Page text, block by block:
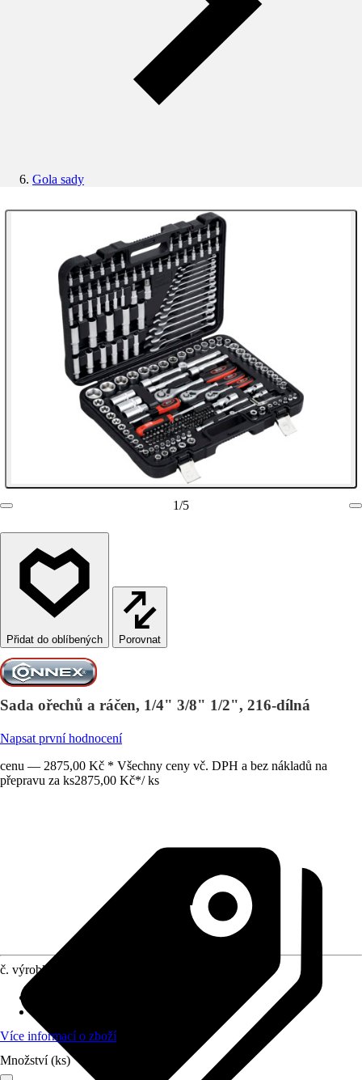
Gola sady
1/5
Porovnat
Sada ořechů a ráčen, 1/4" 3/8" 1/2", 216-dílná
Napsat první hodnocení
cenu — 2875,00 Kč * Všechny ceny vč. DPH a bez nákladů na
přepravu za ks2875,00 Kč*/ ks
č. výrobku
Více informací o zboží
Množství (ks)